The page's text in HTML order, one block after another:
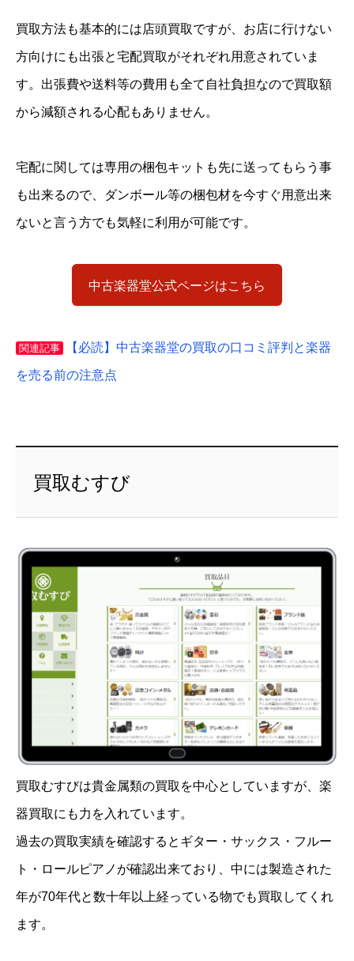
買取方法も基本的には店頭買取ですが、お店に行けない
方向けにも出張と宅配買取がそれぞれ用意されていま
す。出張費や送料等の費用も全て自社負担なので買取額
から減額される心配もありません。
宅配に関しては専用の梱包キットも先に送ってもらう事
も出来るので、ダンボール等の梱包材を今すぐ用意出来
ないと言う方でも気軽に利用が可能です。
中古楽器堂公式ページはこちら
関連記事 【必読】中古楽器堂の買取の口コミ評判と楽器
を売る前の注意点
買取むすび
買取むすびは貴金属類の買取を中心としていますが、楽
器買取にも力を入れています。
過去の買取実績を確認するとギター・サックス・フルー
ト・ロールピアノが確認出来ており、中には製造された
年が70年代と数十年以上経っている物でも買取してくれ
ます。